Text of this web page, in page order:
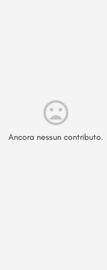
Ancora nessun contributo.